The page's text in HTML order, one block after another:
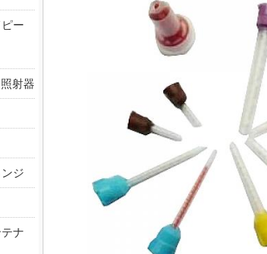
ー
射器
ジ
ナ